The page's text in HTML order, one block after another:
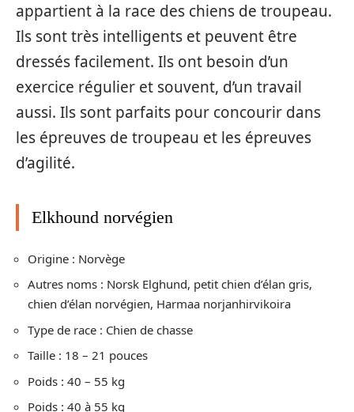
appartient à la race des chiens de troupeau.
Ils sont très intelligents et peuvent être
dressés facilement. Ils ont besoin d’un
exercice régulier et souvent, d’un travail
aussi. Ils sont parfaits pour concourir dans
les épreuves de troupeau et les épreuves
d’agilité.
Elkhound norvégien
Origine : Norvège
Autres noms : Norsk Elghund, petit chien d’élan gris,
chien d’élan norvégien, Harmaa norjanhirvikoira
Type de race : Chien de chasse
Taille : 18 – 21 pouces
Poids : 40 – 55 kg
Poids : 40 à 55 kg